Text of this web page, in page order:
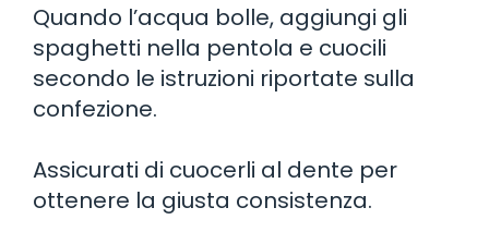
Quando l’acqua bolle, aggiungi gli
spaghetti nella pentola e cuocili
secondo le istruzioni riportate sulla
confezione.
Assicurati di cuocerli al dente per
ottenere la giusta consistenza.